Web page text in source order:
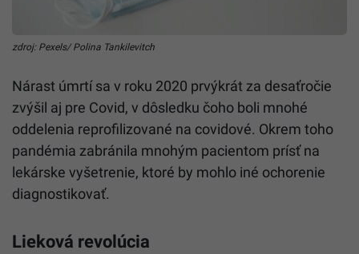
zdroj: Pexels/ Polina Tankilevitch
Nárast úmrtí sa v roku 2020 prvýkrát za desaťročie
zvýšil aj pre Covid, v dôsledku čoho boli mnohé
oddelenia reprofilizované na covidové. Okrem toho
pandémia zabránila mnohým pacientom prísť na
lekárske vyšetrenie, ktoré by mohlo iné ochorenie
diagnostikovať.
Lieková revolúcia